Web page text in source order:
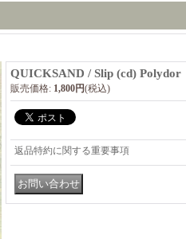
QUICKSAND / Slip (cd) Polydor
販売価格: 1,800円(税込)
返品特約に関する重要事項